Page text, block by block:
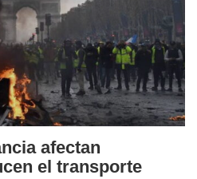
afectan
el transporte